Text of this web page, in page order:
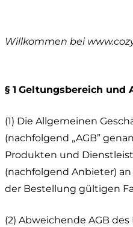
Willkommen bei
§ 1 Geltungsbereich und
(1) Die Allgemeinen
(nachfolgend „AGB”
Produkten und
(nachfolgend Anbieter)
der Bestellung gültigen
(2) Abweichende AGB